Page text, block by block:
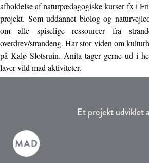
afholdelse af naturpædagogiske kurser fx i
projekt. Som uddannet biolog og
om alle spiselige ressourcer fra
overdrev/strandeng. Har stor viden om
på Kalø Slotsruin. Anita tager gerne ud i
laver vild mad aktiviteter.
Et projekt udviklet